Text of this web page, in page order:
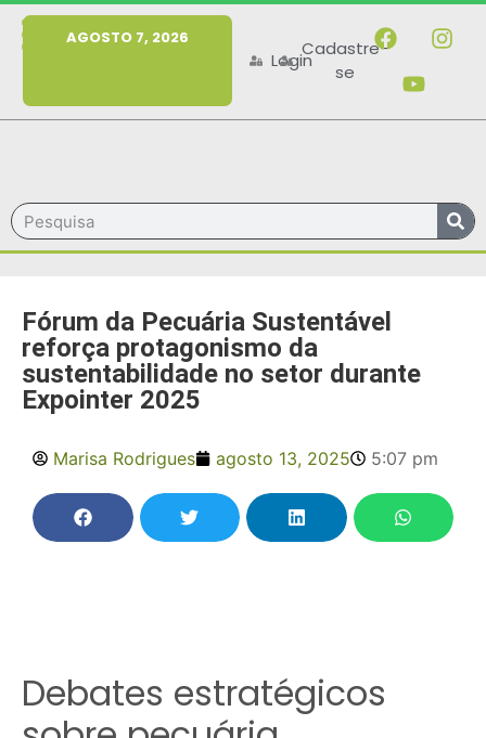
MENU
AGOSTO 7, 2026
Login
Cadastre-
se
Fórum da Pecuária Sustentável
reforça protagonismo da
sustentabilidade no setor durante
Expointer 2025
Marisa Rodrigues agosto 13, 2025 5:07 pm
Debates estratégicos